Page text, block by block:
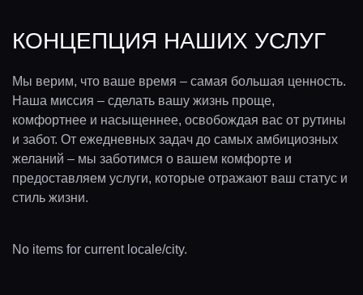
КОНЦЕПЦИЯ НАШИХ УСЛУГ
Мы верим, что ваше время – самая большая ценность.
Наша миссия – сделать вашу жизнь проще,
комфортнее и насыщеннее, освобождая вас от рутины
и забот. От ежедневных задач до самых амбициозных
желаний – мы заботимся о вашем комфорте и
предоставляем услуги, которые отражают ваш статус и
стиль жизни.
No items for current locale/city.